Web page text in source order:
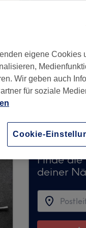
, Ingolstadt, 85055
keine
in Ihrer Nähe
Finde die
deiner
eigene Cookies
Wir geben auch
für soziale
Cookie-